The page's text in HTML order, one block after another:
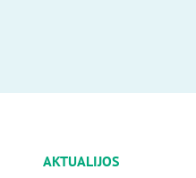
AKTUALIJOS